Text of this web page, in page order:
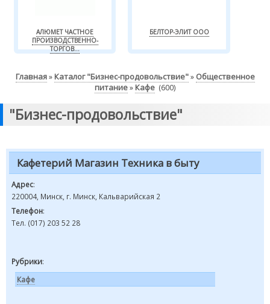
АЛЮМЕТ ЧАСТНОЕ
ПРОИЗВОДСТВЕННО-
ТОРГОВ...
БЕЛТОР-ЭЛИТ ООО
Главная» Каталог "Бизнес-продовольствие"» Общественное
питание» Кафе(600)
"Бизнес-продовольствие"
Кафетерий Магазин Техника в быту
Адрес:
220004, Минск, г. Минск, Кальварийская 2
Телефон:
Тел. (017) 203 52 28
Рубрики:
Кафе